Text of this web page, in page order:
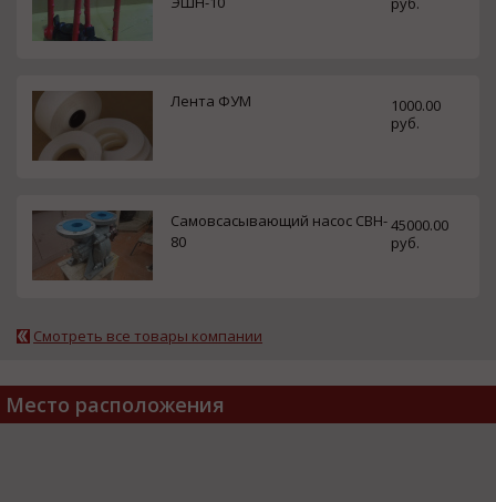
Лента ФУМ
1000.00
руб.
Самовсасывающий насос СВН-
80
45000.00
руб.
Смотреть все товары компании
Место расположения